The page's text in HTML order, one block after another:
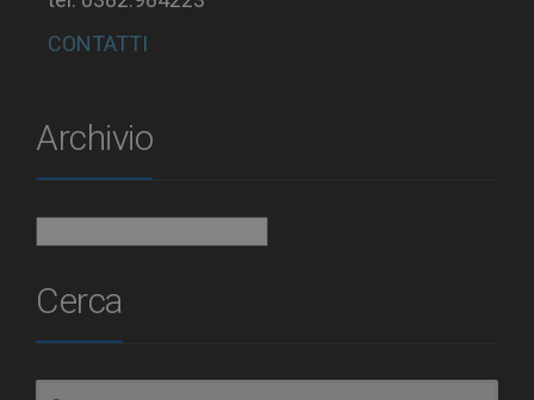
CONTATTI
Archivio
Cerca